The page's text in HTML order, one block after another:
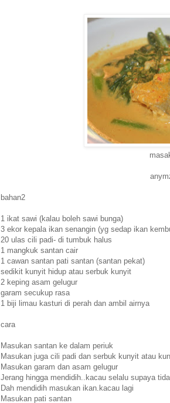
bahan2
1 ikat sawi (kalau boleh sawi bunga)
3 ekor kepala ikan senangin (yg sedap ikan
20 ulas cili padi- di tumbuk halus
1 mangkuk santan cair
1 cawan santan pati santan (santan pekat)
sedikit kunyit hidup atau serbuk kunyit
2 keping asam gelugur
garam secukup rasa
1 biji limau kasturi di perah dan ambil airnya
cara
Masukan santan ke dalam periuk
Masukan juga cili padi dan serbuk kunyit atau
Masukan garam dan asam gelugur
Jerang hingga mendidih..kacau selalu supaya
Dah mendidih masukan ikan.kacau lagi
Masukan pati santan